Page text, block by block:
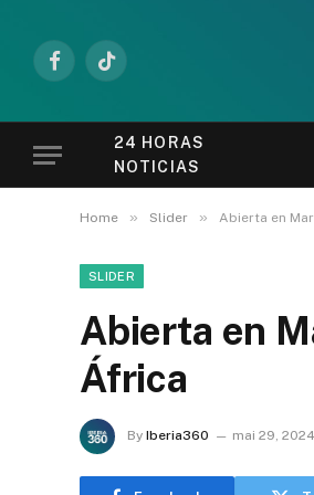
FacebookTikTok
24 HORAS
NOTICIAS
Home » Slider » Abierta en
SLIDER
Abierta en
África
By Iberia360 mai 29, 2024